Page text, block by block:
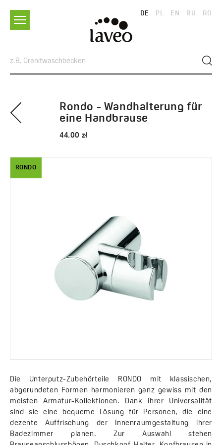
DE PL EN RU RO
Rondo - Wandhalterung für
eine Handbrause
44.00 zł
RONDO
Die Unterputz-Zubehörteile RONDO mit klassischen,
abgerundeten Formen harmonieren ganz gewiss mit den
meisten Armatur-Kollektionen. Dank ihrer Universalität
sind sie eine bequeme Lösung für Personen, die eine
dezente Auffrischung der Innenraumgestaltung ihrer
Badezimmer planen. Zur Auswahl stehen